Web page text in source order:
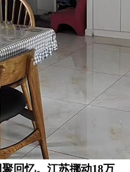
回忆。江苏挪动18万